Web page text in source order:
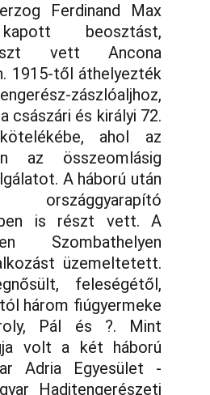
Ferdinand Max
beosztást,
vett Ancona
1915-től áthelyezték
zászlóaljhoz,
császári és királyi 72.
ahol az
az összeomlásig
A háború után
is részt vett. A
Szombathelyen
üzemeltetett.
feleségétől,
három fiúgyermeke
Pál és ?. Mint
volt a két háború
Adria Egyesület -
Haditengerészeti